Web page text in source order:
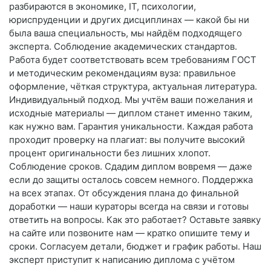
разбираются в экономике, IT, психологии,
юриспруденции и других дисциплинах — какой бы ни
была ваша специальность, мы найдём подходящего
эксперта. Соблюдение академических стандартов.
Работа будет соответствовать всем требованиям ГОСТ
и методическим рекомендациям вуза: правильное
оформление, чёткая структура, актуальная литература.
Индивидуальный подход. Мы учтём ваши пожелания и
исходные материалы — диплом станет именно таким,
как нужно вам. Гарантия уникальности. Каждая работа
проходит проверку на плагиат: вы получите высокий
процент оригинальности без лишних хлопот.
Соблюдение сроков. Сдадим диплом вовремя — даже
если до защиты осталось совсем немного. Поддержка
на всех этапах. От обсуждения плана до финальной
доработки — наши кураторы всегда на связи и готовы
ответить на вопросы. Как это работает? Оставьте заявку
на сайте или позвоните нам — кратко опишите тему и
сроки. Согласуем детали, бюджет и график работы. Наш
эксперт приступит к написанию диплома с учётом